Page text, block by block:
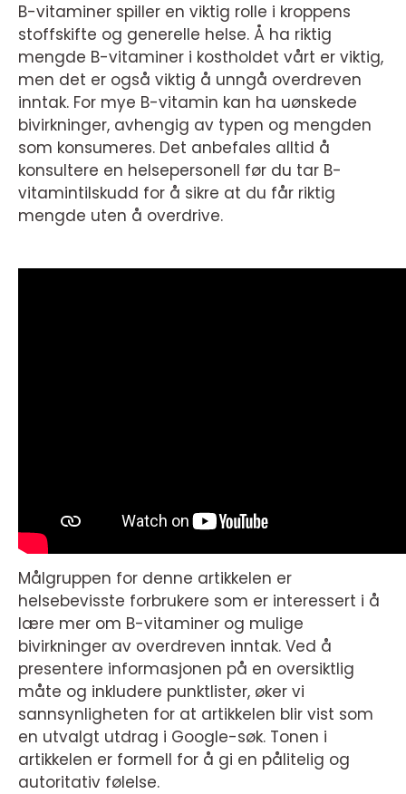
B-vitaminer spiller en viktig rolle i kroppens
stoffskifte og generelle helse. Å ha riktig
mengde B-vitaminer i kostholdet vårt er viktig,
men det er også viktig å unngå overdreven
inntak. For mye B-vitamin kan ha uønskede
bivirkninger, avhengig av typen og mengden
som konsumeres. Det anbefales alltid å
konsultere en helsepersonell før du tar B-
vitamintilskudd for å sikre at du får riktig
mengde uten å overdrive.
Målgruppen for denne artikkelen er
helsebevisste forbrukere som er interessert i å
lære mer om B-vitaminer og mulige
bivirkninger av overdreven inntak. Ved å
presentere informasjonen på en oversiktlig
måte og inkludere punktlister, øker vi
sannsynligheten for at artikkelen blir vist som
en utvalgt utdrag i Google-søk. Tonen i
artikkelen er formell for å gi en pålitelig og
autoritativ følelse.